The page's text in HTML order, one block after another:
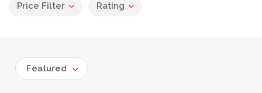
Price Filter Rating
Featured